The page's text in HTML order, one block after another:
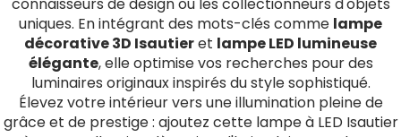
uniques. En intégrant des mots-clés comme lampe
décorative 3D Isautieret lampe LED lumineuse
élégante, elle optimise vos recherches pour des
luminaires originaux inspirés du style sophistiqué.
Élevez votre intérieur vers une illumination pleine de
grâce et de prestige : ajoutez cette lampe à LED Isautier